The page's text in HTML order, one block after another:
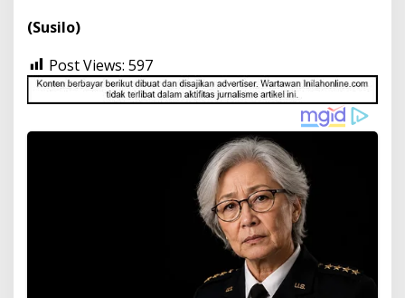
(Susilo)
Post Views: 597